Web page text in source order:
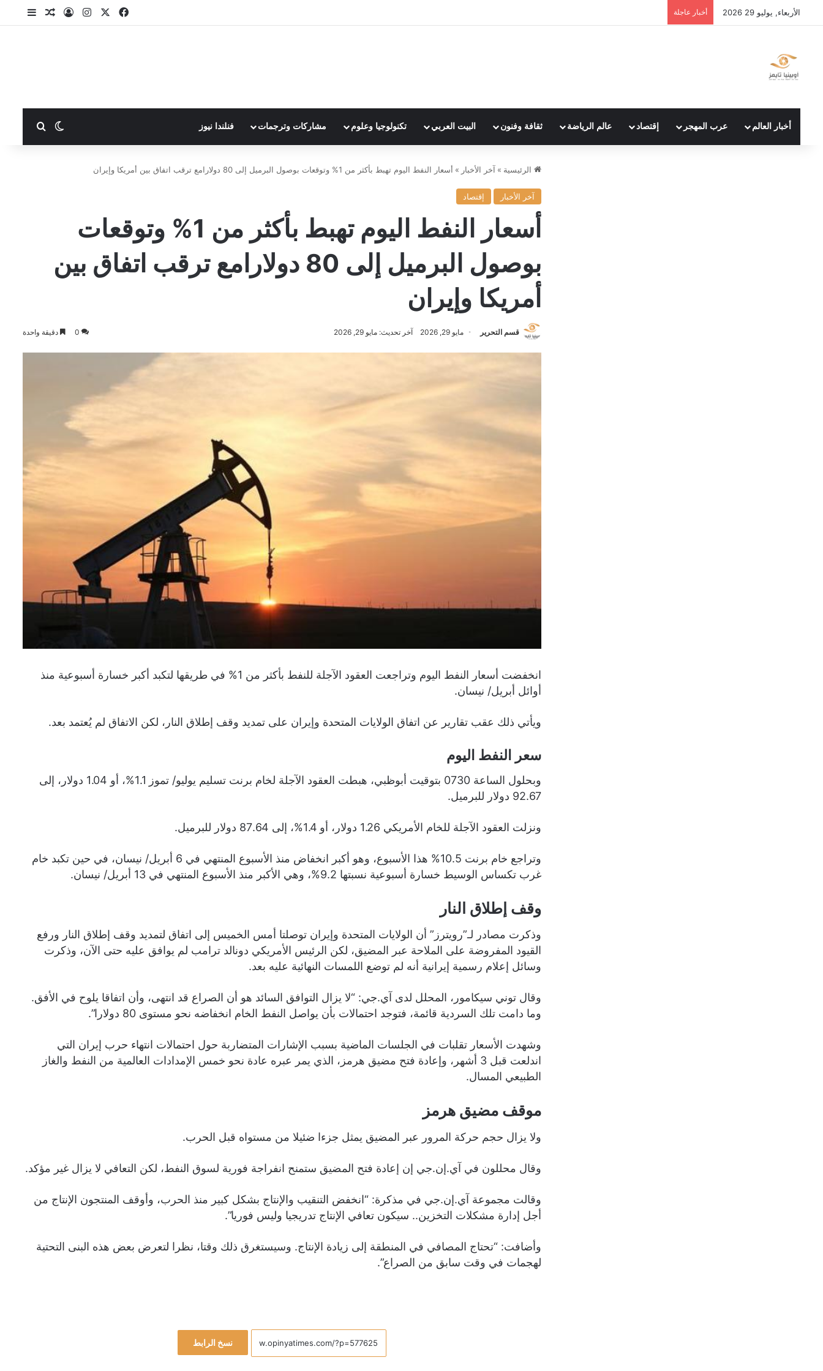
الأربعاء, يوليو 29 2026 أخبار عاجلة فيسبوك انستقرامتسجيل الدخول
مقالإضافة
أخبار العالم عرب المهجر إقتصاد عالم الرياضة ثقافة وفنون البيت العربي تكنولوجيا وعلوم مشاركات وترجمات فنلندا نيوز الوضعبحث عن
الرئيسية » آخر الأخبار » أسعار النفط اليوم تهبط بأكثر من 1% وتوقعات بوصول البرميل إلى 80 دولارامع ترقب اتفاق بين أمريكا وإيران
آخر الأخبار إقتصاد
أسعار النفط اليوم تهبط بأكثر من 1% وتوقعات
بوصول البرميل إلى 80 دولارامع ترقب اتفاق بين
أمريكا وإيران
قسم التحرير مايو 29, 2026 آخر تحديث: مايو 29, 2026 0 دقيقة واحدة
انخفضت أسعار النفط اليوم وتراجعت العقود الآجلة للنفط بأكثر من 1% في طريقها لتكبد أكبر خسارة أسبوعية منذ
أوائل أبريل/ نيسان.
ويأتي ذلك عقب تقارير عن اتفاق الولايات المتحدة وإيران على تمديد وقف إطلاق النار، لكن الاتفاق لم يُعتمد بعد.
سعر النفط اليوم
وبحلول الساعة 0730 بتوقيت أبوظبي، هبطت العقود الآجلة لخام برنت تسليم يوليو/ تموز 1.1%، أو 1.04 دولار، إلى
92.67 دولار للبرميل.
ونزلت العقود الآجلة للخام الأمريكي 1.26 دولار، أو 1.4%، إلى 87.64 دولار للبرميل.
وتراجع خام برنت 10.5% هذا الأسبوع، وهو أكبر انخفاض منذ الأسبوع المنتهي في 6 أبريل/ نيسان، في حين تكبد خام
غرب تكساس الوسيط خسارة أسبوعية نسبتها 9.2%، وهي الأكبر منذ الأسبوع المنتهي في 13 أبريل/ نيسان.
وقف إطلاق النار
وذكرت مصادر لـ”رويترز” أن الولايات المتحدة وإيران توصلتا أمس الخميس إلى اتفاق لتمديد وقف إطلاق النار ورفع
القيود المفروضة على الملاحة عبر المضيق، لكن الرئيس الأمريكي دونالد ترامب لم يوافق عليه حتى الآن، وذكرت
وسائل إعلام رسمية إيرانية أنه لم توضع اللمسات النهائية عليه بعد.
وقال توني سيكامور، المحلل لدى آي.جي: “لا يزال التوافق السائد هو أن الصراع قد انتهى، وأن اتفاقا يلوح في الأفق.
وما دامت تلك السردية قائمة، فتوجد احتمالات بأن يواصل النفط الخام انخفاضه نحو مستوى 80 دولارا”.
وشهدت الأسعار تقلبات في الجلسات الماضية بسبب الإشارات المتضاربة حول احتمالات انتهاء حرب إيران التي
اندلعت قبل 3 أشهر، وإعادة فتح مضيق هرمز، الذي يمر عبره عادة نحو خمس الإمدادات العالمية من النفط والغاز
الطبيعي المسال.
موقف مضيق هرمز
ولا يزال حجم حركة المرور عبر المضيق يمثل جزءا ضئيلا من مستواه قبل الحرب.
وقال محللون في آي.إن.جي إن إعادة فتح المضيق ستمنح انفراجة فورية لسوق النفط، لكن التعافي لا يزال غير مؤكد.
وقالت مجموعة آي.إن.جي في مذكرة: “انخفض التنقيب والإنتاج بشكل كبير منذ الحرب، وأوقف المنتجون الإنتاج من
أجل إدارة مشكلات التخزين.. سيكون تعافي الإنتاج تدريجيا وليس فوريا”.
وأضافت: “تحتاج المصافي في المنطقة إلى زيادة الإنتاج. وسيستغرق ذلك وقتا، نظرا لتعرض بعض هذه البنى التحتية
لهجمات في وقت سابق من الصراع”.
نسخ الرابط